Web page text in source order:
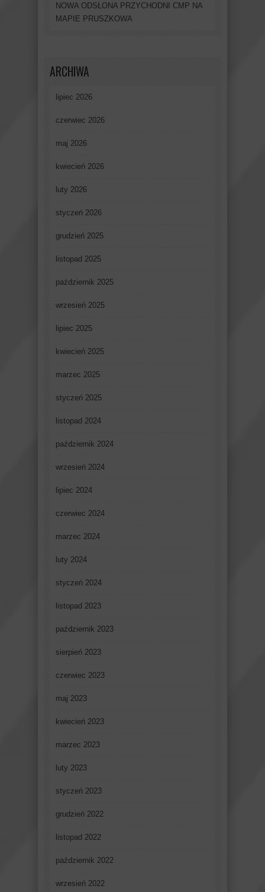
NOWA ODSŁONA PRZYCHODNI CMP NA
MAPIE PRUSZKOWA
ARCHIWA
lipiec 2026
czerwiec 2026
maj 2026
kwiecień 2026
luty 2026
styczeń 2026
grudzień 2025
listopad 2025
październik 2025
wrzesień 2025
lipiec 2025
kwiecień 2025
marzec 2025
styczeń 2025
listopad 2024
październik 2024
wrzesień 2024
lipiec 2024
czerwiec 2024
marzec 2024
luty 2024
styczeń 2024
listopad 2023
październik 2023
sierpień 2023
czerwiec 2023
maj 2023
kwiecień 2023
marzec 2023
luty 2023
styczeń 2023
grudzień 2022
listopad 2022
październik 2022
wrzesień 2022